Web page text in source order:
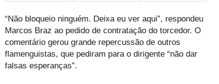
“Não bloqueio ninguém. Deixa eu ver aqui”, respondeu
Marcos Braz ao pedido de contratação do torcedor. O
comentário gerou grande repercussão de outros
flamenguistas, que pediram para o dirigente “não dar
falsas esperanças”.